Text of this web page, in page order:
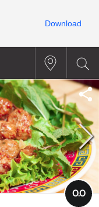
0.0
Download